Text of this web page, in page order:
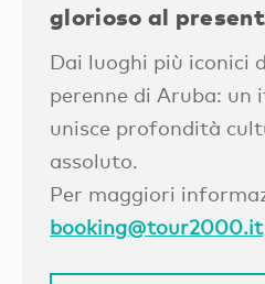
glorioso al
Dai luoghi più iconici
perenne di Aruba: un
unisce profondità
assoluto.
Per maggiori
booking@tour2000.it